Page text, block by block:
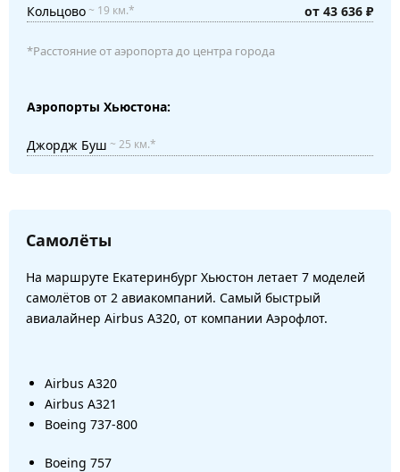
Кольцово~ 19 км.* от 43 636 ₽
*Расстояние от аэропорта до центра города
Аэропорты Хьюстона:
Джордж Буш ~ 25 км.*
Самолёты
На маршруте Екатеринбург Хьюстон летает 7 моделей
самолётов от 2 авиакомпаний. Самый быстрый
авиалайнер Airbus A320, от компании Аэрофлот.
Airbus A320
Airbus A321
Boeing 737-800
Boeing 757